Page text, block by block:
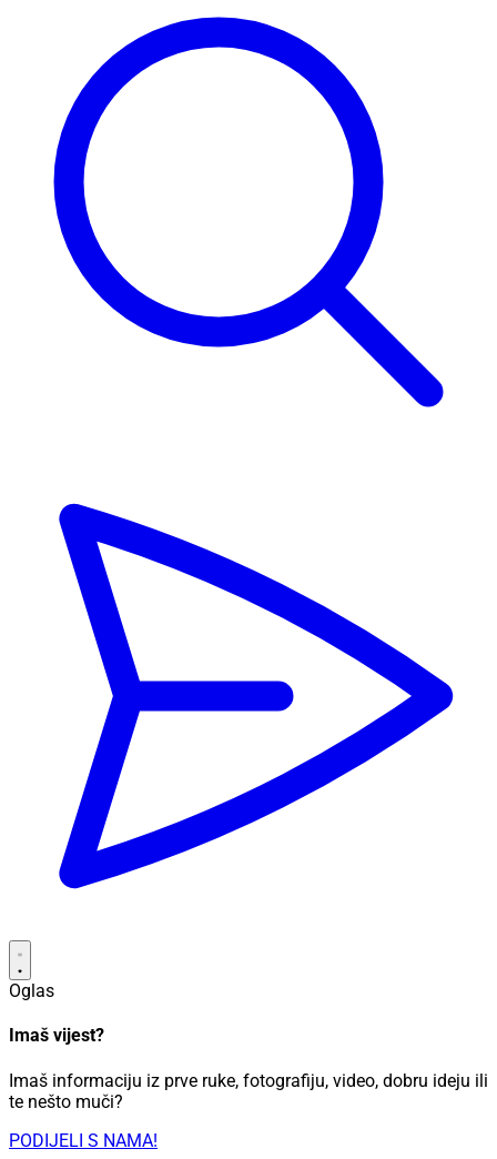
Oglas
Imaš vijest?
Imaš informaciju iz prve ruke, fotografiju, video, dobru ideju ili
te nešto muči?
PODIJELI S NAMA!